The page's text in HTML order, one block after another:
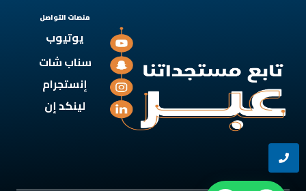
منصات التواصل
يوتيوب
سناب شات
إنستجرام
لينكد إن